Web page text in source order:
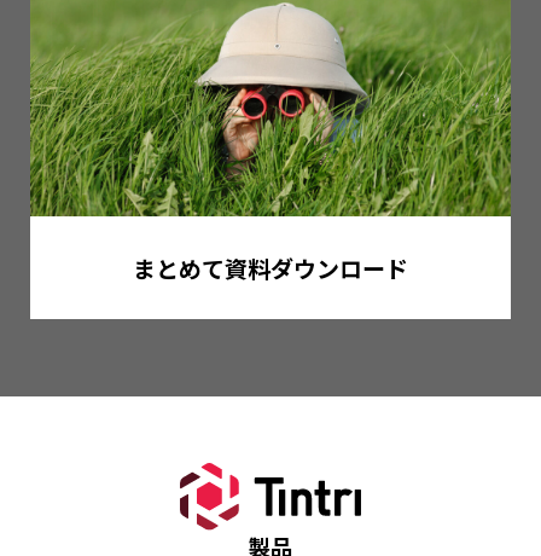
まとめて資料ダウンロード
製品